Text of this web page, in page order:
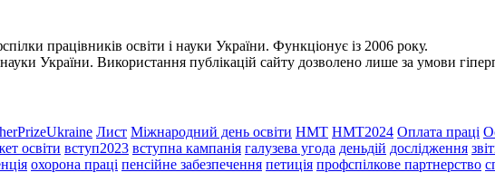
працівників освіти і науки України. Функціонує із 2006 року.
України. Використання публікацій сайту дозволено лише за умови
Лист Міжнародний день освіти НМТ НМТ2024 Оплата праці
освіти вступ2023 вступна кампанія галузева угода деньдій дослідження
охорона праці пенсійне забезпечення петиція профспілкове партнерство